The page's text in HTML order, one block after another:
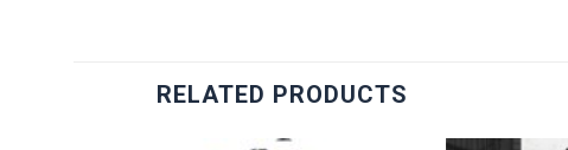
RELATED PRODUCTS